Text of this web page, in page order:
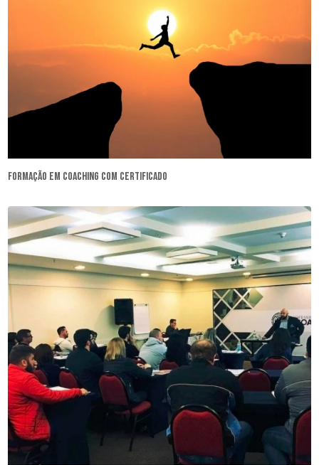
formação em coaching com certificado